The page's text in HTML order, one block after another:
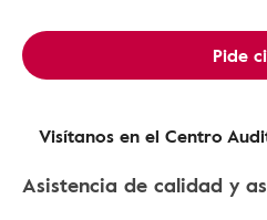
Pide
Visítanos en el Centro
Asistencia de calidad y